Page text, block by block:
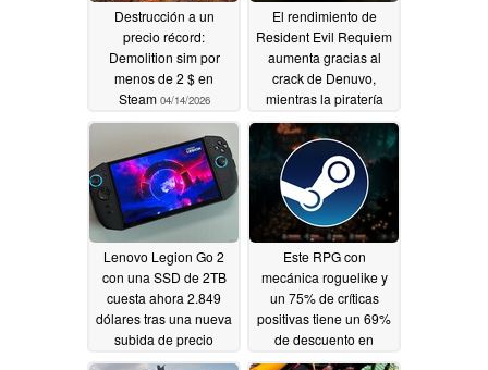
Destrucción a un
precio récord:
Demolition sim por
menos de 2 $ en
Steam 04/14/2026
El rendimiento de
Resident Evil Requiem
aumenta gracias al
crack de Denuvo,
mientras la piratería
amenaza el DRM
04/13/2026
Lenovo Legion Go 2
con una SSD de 2TB
cuesta ahora 2.849
dólares tras una nueva
subida de precio
04/13/2026
Este RPG con
mecánica roguelike y
un 75% de críticas
positivas tiene un 69%
de descuento en
Steam04/13/2026